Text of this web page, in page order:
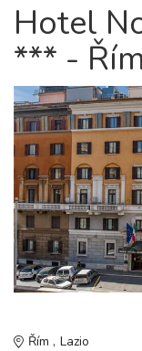
Hotel
*** - Řím
Řím
Lazio